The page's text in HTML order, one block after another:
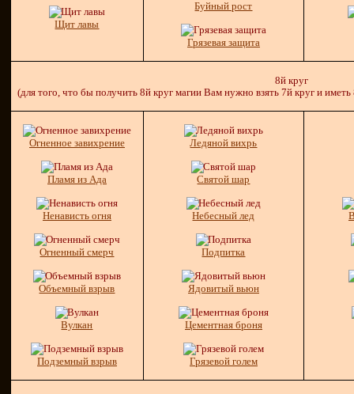
Щит лавы
Буйный рост
Грязевая защита
8й круг
(для того, что бы получить 8й круг магии Вам нужно взять 7й круг и
Огненное завихрение
Пламя из Ада
Ненависть огня
Огненный смерч
Объемный взрыв
Вулкан
Подземный взрыв
Ледяной вихрь
Святой шар
Небесный лед
Подпитка
Ядовитый вьюн
Цементная броня
Грязевой голем